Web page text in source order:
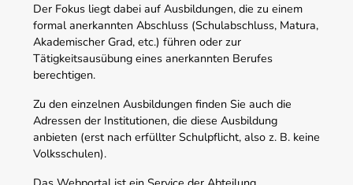
Der Fokus liegt dabei auf Ausbildungen, die zu einem
formal anerkannten Abschluss (Schulabschluss, Matura,
Akademischer Grad, etc.) führen oder zur
Tätigkeitsausübung eines anerkannten Berufes
berechtigen.
Zu den einzelnen Ausbildungen finden Sie auch die
Adressen der Institutionen, die diese Ausbildung
anbieten (erst nach erfüllter Schulpflicht, also z. B. keine
Volksschulen).